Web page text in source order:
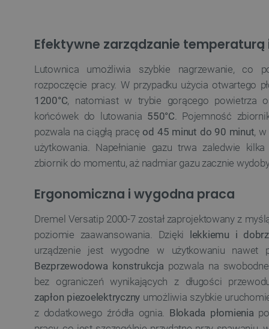
Efektywne zarządzanie temperaturą
Lutownica umożliwia szybkie nagrzewanie, co
rozpoczęcie pracy. W przypadku użycia otwartego
1200°C, natomiast w trybie gorącego powietrza
końcówek do lutowania 550°C. Pojemność
pozwala na ciągłą pracę od 45 minut do 90 minut,
użytkowania. Napełnianie gazu trwa zaledwie
zbiornik do momentu, aż nadmiar gazu zacznie
Ergonomiczna i wygodna praca
Dremel Versatip 2000-7 został zaprojektowany z
poziomie zaawansowania. Dzięki
lekkiemu i
urządzenie jest wygodne w użytkowaniu nawet
Bezprzewodowa konstrukcja pozwala na
bez ograniczeń wynikających z długości
zapłon piezoelektrycznyumożliwia szybkie
z dodatkowego źródła ognia. Blokada płomienia
critData
CookieScriptConsent